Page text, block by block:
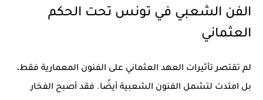
الفن الشعبي في تونس تحت الحكم
العثماني
لم تقتصر تأثيرات العهد العثماني على الفنون المعمارية فقط،
بل امتدت لتشمل الفنون الشعبية أيضًا. فقد أصبح الفخار